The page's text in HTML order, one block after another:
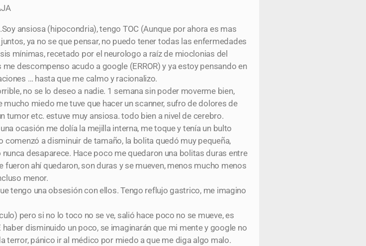
ansiosa (hipocondria), tengo TOC (Aunque por ahora es mas
ya no se que pensar, no puedo tener todas las enfermedades
mínimas, recetado por el neurologo a raíz de mioclonias del
descompenso acudo a google (ERROR) y ya estoy pensando en
… hasta que me calmo y racionalizo.
no se lo deseo a nadie. 1 semana sin poder moverme bien,
miedo me tuve que hacer un scanner, sufro de dolores de
tumor etc. estuve muy ansiosa. todo bien a nivel de cerebro.
ocasión me dolía la mejilla interna, me toque y tenía un bulto
a disminuir de tamaño, la bolita quedó muy pequeña,
desaparece. Hace poco me quedaron una bolitas duras entre
ahí quedaron, son duras y se mueven, menos mucho menos
menor.
tengo una obsesión con ellos. Tengo reflujo gastrico, me imagino
pero si no lo toco no se ve, salió hace poco no se mueve, es
disminuido un poco, se imaginarán que mi mente y google no
terror, pánico ir al médico por miedo a que me diga algo malo.